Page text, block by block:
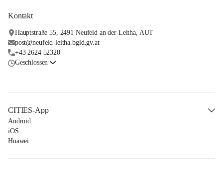
Kontakt
Hauptstraße 55, 2491 Neufeld an der Leitha, AUT
post@neufeld-leitha.bgld.gv.at
+43 2624 52320
Geschlossen
CITIES-App
Android
iOS
Huawei